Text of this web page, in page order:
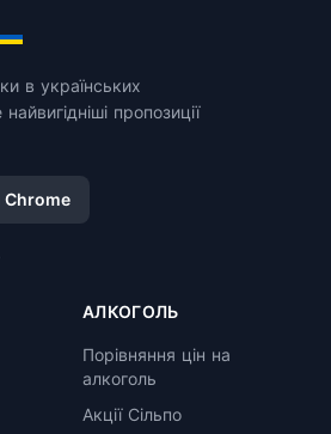
в українських
пропозиції
Chrome
АЛКОГОЛЬ
Порівняння цін на
алкоголь
Акції Сільпо